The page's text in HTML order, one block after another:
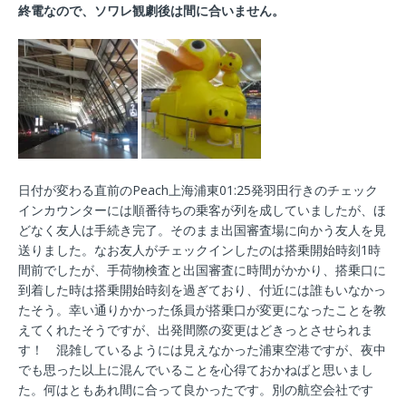
終電なので、ソワレ観劇後は間に合いません。
日付が変わる直前のPeach上海浦東01:25発羽田行きのチェック
インカウンターには順番待ちの乗客が列を成していましたが、ほ
どなく友人は手続き完了。そのまま出国審査場に向かう友人を見
送りました。なお友人がチェックインしたのは搭乗開始時刻1時
間前でしたが、手荷物検査と出国審査に時間がかかり、搭乗口に
到着した時は搭乗開始時刻を過ぎており、付近には誰もいなかっ
たそう。幸い通りかかった係員が搭乗口が変更になったことを教
えてくれたそうですが、出発間際の変更はどきっとさせられま
す！ 混雑しているようには見えなかった浦東空港ですが、夜中
でも思った以上に混んでいることを心得ておかねばと思いまし
た。何はともあれ間に合って良かったです。別の航空会社です